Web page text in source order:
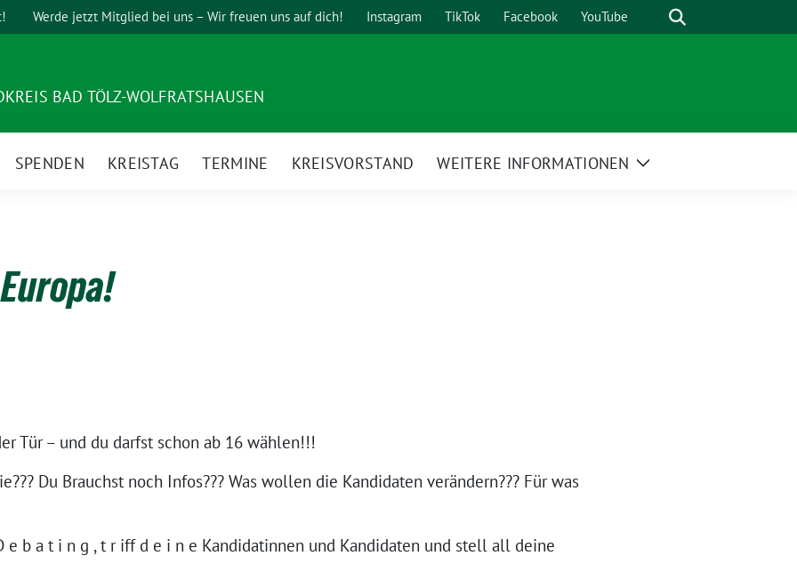
Werde jetzt Mitglied bei uns – Wir freuen uns auf dich! Instagram TikTok Facebook YouTube Suche
BAD TÖLZ-WOLFRATSHAUSEN
SPENDEN KREISTAG TERMINE KREISVORSTAND WEITERE INFORMATIONEN
Zeige
Tür – und du darfst schon ab 16 wählen!!!
Du Brauchst noch Infos??? Was wollen die Kandidaten verändern??? Für was
e b a t i n g , t r iff d e i n e Kandidatinnen und Kandidaten und stell all deine